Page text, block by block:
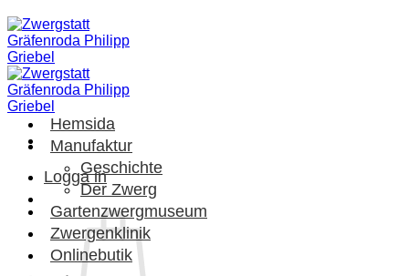
Skip
to
content
Logga in
Hemsida
Manufaktur
Geschichte
Der Zwerg
Gartenzwergmuseum
Zwergenklinik
Onlinebutik